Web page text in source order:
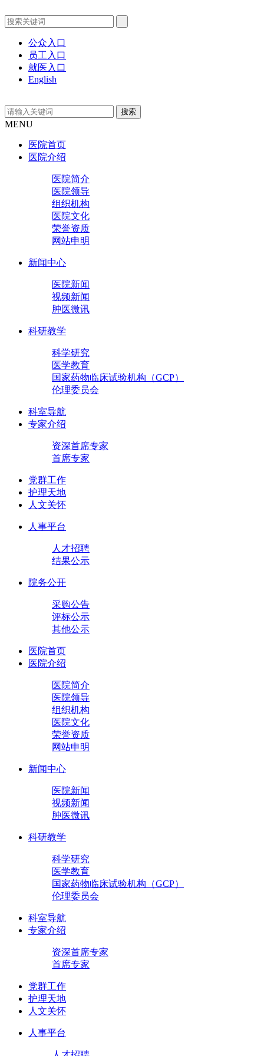
公众入口
员工入口
就医入口
English
MENU
医院首页
医院介绍
医院简介
医院领导
组织机构
医院文化
荣誉资质
网站申明
新闻中心
医院新闻
视频新闻
肿医微讯
科研教学
科学研究
医学教育
国家药物临床试验机构（GCP）
伦理委员会
科室导航
专家介绍
资深首席专家
首席专家
党群工作
护理天地
人文关怀
人事平台
人才招聘
结果公示
院务公开
采购公告
评标公示
其他公示
医院首页
医院介绍
医院简介
医院领导
组织机构
医院文化
荣誉资质
网站申明
新闻中心
医院新闻
视频新闻
肿医微讯
科研教学
科学研究
医学教育
国家药物临床试验机构（GCP）
伦理委员会
科室导航
专家介绍
资深首席专家
首席专家
党群工作
护理天地
人文关怀
人事平台